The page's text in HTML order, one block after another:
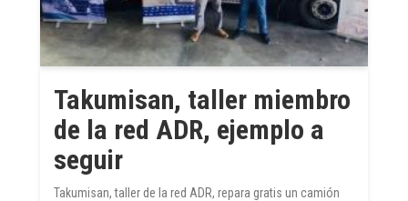
Takumisan, taller miembro
de la red ADR, ejemplo a
seguir
Takumisan, taller de la red ADR, repara gratis un camión